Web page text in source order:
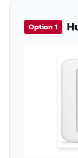
Option 1